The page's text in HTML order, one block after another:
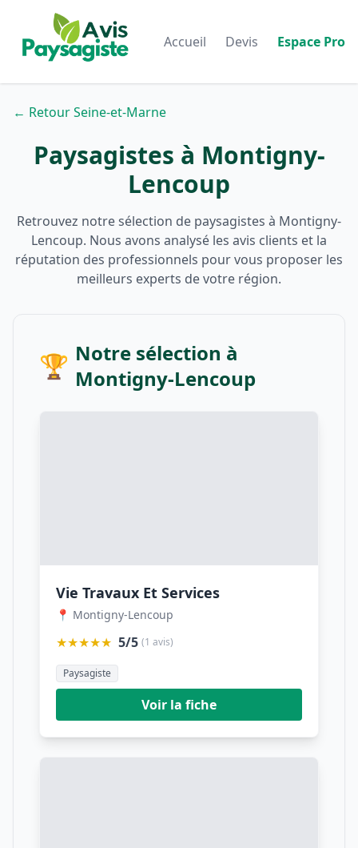
Accueil Devis Espace Pro
← Retour Seine-et-Marne
Paysagistes à Montigny-
Lencoup
Retrouvez notre sélection de paysagistes à Montigny-
Lencoup. Nous avons analysé les avis clients et la
réputation des professionnels pour vous proposer les
meilleurs experts de votre région.
🏆 Notre sélection à
Montigny-Lencoup
Vie Travaux Et Services
📍 Montigny-Lencoup
★★★★★ 5/5 (1 avis)
Paysagiste
Voir la fiche